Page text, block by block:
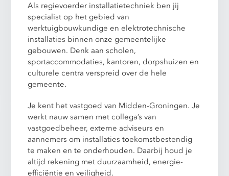
Als regievoerder installatietechniek ben jij
specialist op het gebied van
werktuigbouwkundige en elektrotechnische
installaties binnen onze gemeentelijke
gebouwen. Denk aan scholen,
sportaccommodaties, kantoren, dorpshuizen en
culturele centra verspreid over de hele
gemeente.
Je kent het vastgoed van Midden-Groningen. Je
werkt nauw samen met collega’s van
vastgoedbeheer, externe adviseurs en
aannemers om installaties toekomstbestendig
te maken en te onderhouden. Daarbij houd je
altijd rekening met duurzaamheid, energie-
efficiëntie en veiligheid.